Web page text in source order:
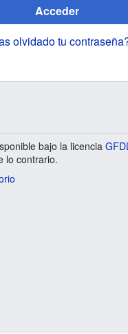
Acceder
olvidado tu
bajo la licencia
lo contrario.